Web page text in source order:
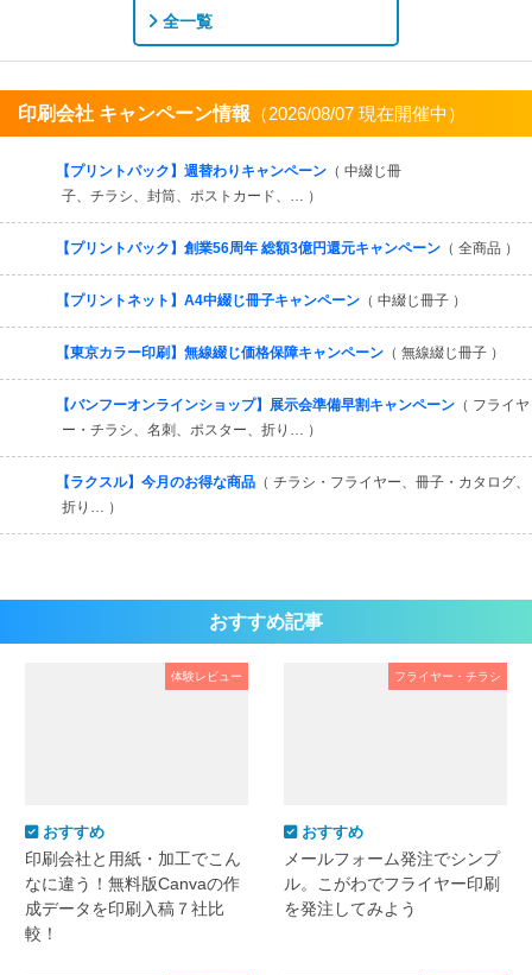
全一覧
印刷会社 キャンペーン情報 （2026/08/07 現在開催中）
【プリントパック】週替わりキャンペーン （ 中綴じ冊
子、チラシ、封筒、ポストカード、… ）
【プリントパック】創業56周年 総額3億円還元キャンペーン （ 全商品 ）
【プリントネット】A4中綴じ冊子キャンペーン （ 中綴じ冊子 ）
【東京カラー印刷】無線綴じ価格保障キャンペーン （ 無線綴じ冊子 ）
【バンフーオンラインショップ】展示会準備早割キャンペーン （ フライヤ
ー・チラシ、名刺、ポスター、折り… ）
【ラクスル】今月のお得な商品 （ チラシ・フライヤー、冊子・カタログ、
折り… ）
おすすめ記事
体験レビュー
おすすめ
印刷会社と用紙・加工でこん
なに違う！無料版Canvaの作
成データを印刷入稿７社比
較！
フライヤー・チラシ
おすすめ
メールフォーム発注でシンプ
ル。こがわでフライヤー印刷
を発注してみよう